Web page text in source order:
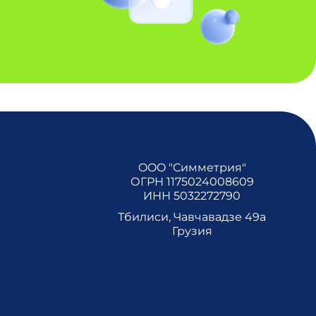
OOO "Симметрия"
ОГРН 1175024008609
ИНН 5032272790
Тбилиси, Чавчавадзе 49а
Грузия